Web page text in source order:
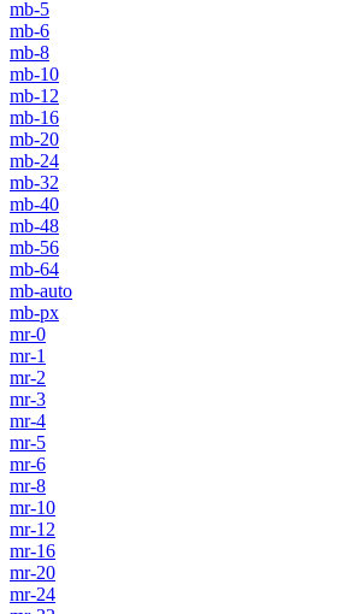
mb-5
mb-6
mb-8
mb-10
mb-12
mb-16
mb-20
mb-24
mb-32
mb-40
mb-48
mb-56
mb-64
mb-auto
mb-px
mr-0
mr-1
mr-2
mr-3
mr-4
mr-5
mr-6
mr-8
mr-10
mr-12
mr-16
mr-20
mr-24